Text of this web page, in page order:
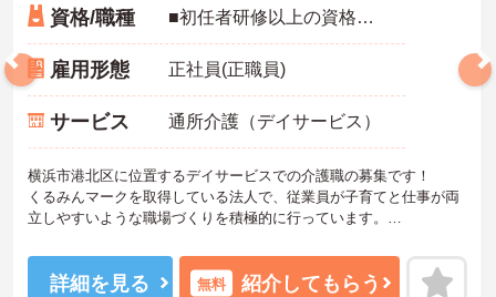
資格/職種 ■初任者研修以上の資格をお持ちの方 ■普通自動車運転免許：必須
雇用形態 正社員(正職員)
サービス 通所介護（デイサービス）
横浜市港北区に位置するデイサービスでの介護職の募集です！
くるみんマークを取得している法人で、従業員が子育てと仕事が両
立しやすいような職場づくりを積極的に行っています。
たしますのでお気軽にご相談ください！
詳細を見る 無料 紹介してもらう